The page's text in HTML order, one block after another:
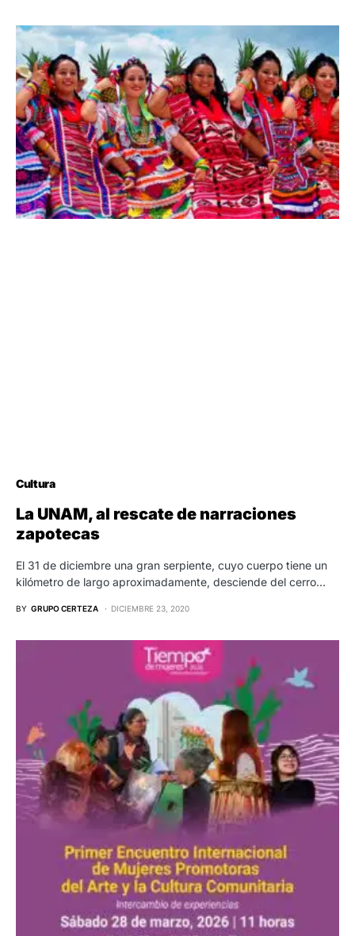
Cultura
La UNAM, al rescate de narraciones
zapotecas
El 31 de diciembre una gran serpiente, cuyo cuerpo tiene un
kilómetro de largo aproximadamente, desciende del cerro…
BY GRUPO CERTEZA DICIEMBRE 23, 2020